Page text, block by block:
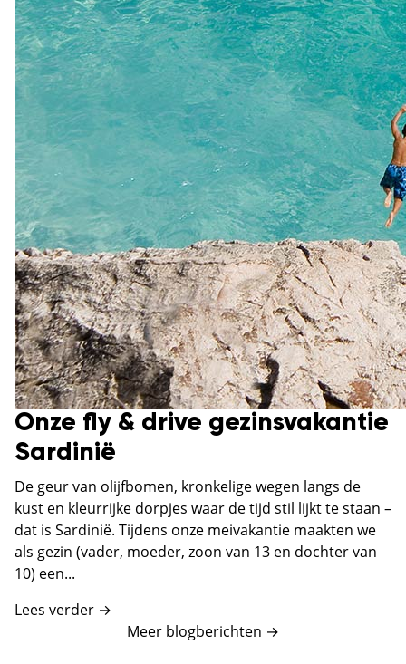
Onze fly & drive gezinsvakantie
Sardinië
De geur van olijfbomen, kronkelige wegen langs de
kust en kleurrijke dorpjes waar de tijd stil lijkt te staan –
dat is Sardinië. Tijdens onze meivakantie maakten we
als gezin (vader, moeder, zoon van 13 en dochter van
10) een...
Lees verder →
Meer blogberichten →